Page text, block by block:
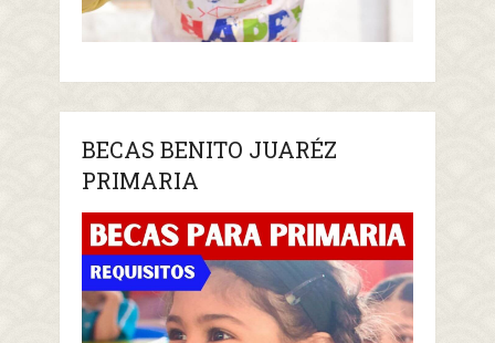
BECAS BENITO JUARÉZ
PRIMARIA